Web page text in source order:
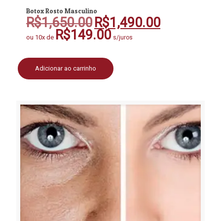
Botox Rosto Masculino
R$1,650.00 O
preço
original
R$1,650.00.
R$1,490.00O
preço
ou 10x de R$149.00 s/juros
Adicionar ao carrinho